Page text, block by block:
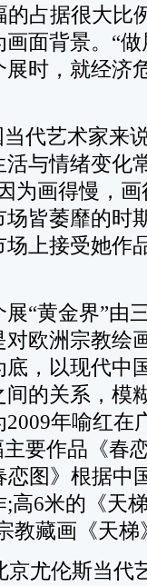
的占据很大比
面背景。“
时，就经济
代艺术家来
与情绪变化
为画得慢，
皆萎靡的时
上接受她作
黄金界”由
欧洲宗教绘
，以现代中
的关系，模
年喻红在
要作品《春
图》根据中
高6米的《天
教藏画《天梯
尤伦斯当代